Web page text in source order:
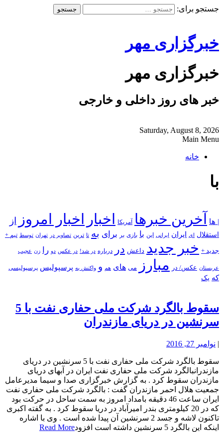
جستجو برای:
خبرگزاری مهر
خبرگزاری مهر
خبر های روز داخلی و خارجی
Saturday, August 8, 2026
Main Menu
خانه
با
| ها آخرین خبرها آمریکا اخبار اخبار امروز از
استقلال ای ایران ایرانی این با بازی بر برای به تا ترین تصاویر در تهران توسط تیم +
جدید + خبر جدید داعش در درباره در شد! در عکس دو را زن عجیب
عربستان عکس/ در مبارز می های هم و واکنش به پرسپولیس پرسپولیسی
که یک
سقوط بالگرد شرکت ملی حفاری نفت با 5
سرنشین در دریای مازندران
| نوامبر 27, 2016
سقوط بالگرد شرکت ملی حفاری نفت با 5 سرنشین در دریای
مازندرانبالگرد شرکت ملی حفاری نفت ایران در آبهای دریای
مازندران سقوط کرد . به گزارش خبرگزاری صدا و سیما مدیرعامل
جمعیت هلال احمر مازندران گفت : بالگرد شرکت ملی حفاری نفت
ایران ساعت 46 دقیقه بامداد امروز به سمت ساحل در حرکت بود
که در 20 کیلومتری بندر امیرآباد در دریا سقوط کرد . به گفته اکبری
تاکنون لاشه و جسد 2 سرنشین آن پیدا شده است . وی با اشاره
اینکه این بالگرد 5 سرنشین داشته است افزود
Read More